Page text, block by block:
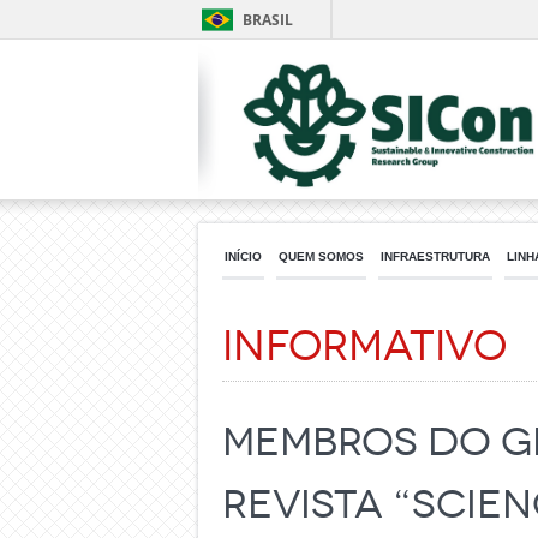
BRASIL
INÍCIO QUEM SOMOS INFRAESTRUTURA
Informativo
Membros do
revista